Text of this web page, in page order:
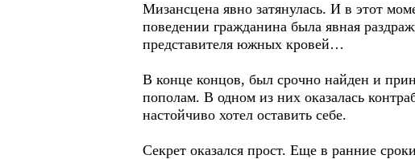
Мизансцена явно затянулась. И в этот
поведении гражданина была явная
представителя южных кровей…
В конце концов, был срочно найден и
пополам. В одном из них оказалась
настойчиво хотел оставить себе.
Секрет оказался прост. Еще в ранние